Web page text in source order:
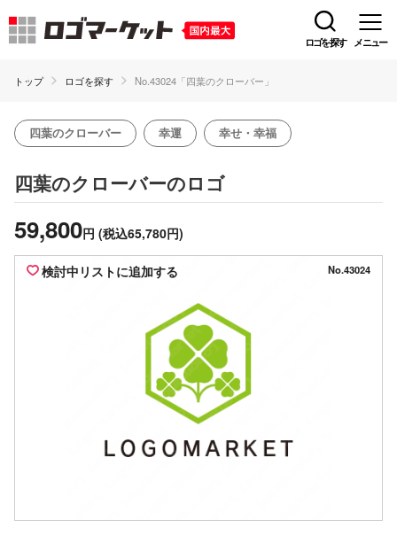
ロゴを探す メニュー
トップ ロゴを探す No.43024「四葉のクローバー」
四葉のクローバー 幸運 幸せ・幸福
四葉のクローバーのロゴ
59,800円 (税込65,780円)
検討中リストに追加する No.43024